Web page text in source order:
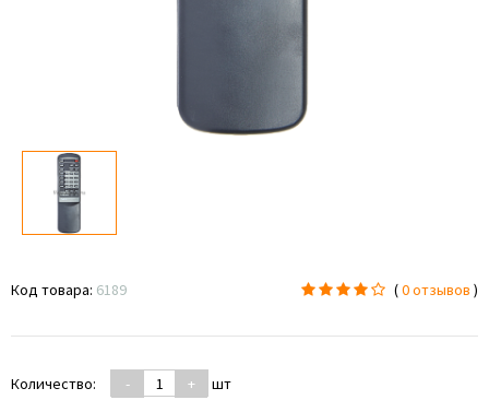
Код товара: 6189 (0 отзывов )
Количество: - + шт